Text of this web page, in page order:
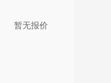
暂无报价